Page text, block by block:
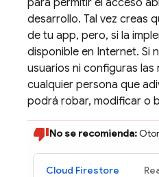
para permitir el acceso
desarrollo. Tal vez creas
de tu app, pero, si la
disponible en Internet. Si
usuarios ni configuras las
cualquier persona que
podrá robar, modificar o
No se recomienda:
Cloud Firestore